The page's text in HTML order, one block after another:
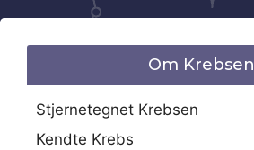
Om Krebsen
Stjernetegnet Krebsen
Kendte Krebs